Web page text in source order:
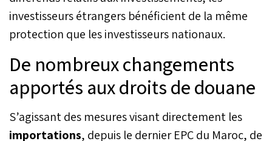
investisseurs étrangers bénéficient de la même
protection que les investisseurs nationaux.
De nombreux changements
apportés aux droits de douane
S’agissant des mesures visant directement les
importations, depuis le dernier EPC du Maroc, de